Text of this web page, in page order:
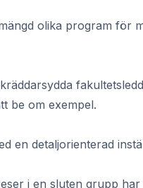
SIELE
olika program för
be om exempel.
en detaljorienterad
i en sluten grupp